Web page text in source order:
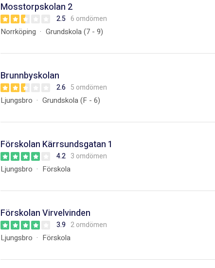
Mosstorpskolan 2
2.5 6 omdömen
Norrköping Grundskola (7 - 9)
Brunnbyskolan
2.6 5 omdömen
Ljungsbro Grundskola (F - 6)
Förskolan Kärrsundsgatan 1
4.2 3 omdömen
Ljungsbro Förskola
Förskolan Virvelvinden
3.9 2 omdömen
Ljungsbro Förskola